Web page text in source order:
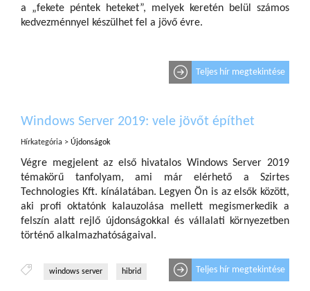
a „fekete péntek heteket”, melyek keretén belül számos
kedvezménnyel készülhet fel a jövő évre.
Teljes hír megtekintése
Windows Server 2019: vele jövőt építhet
Hírkategória > Újdonságok
Végre megjelent az első hivatalos Windows Server 2019
témakörű tanfolyam, ami már elérhető a Szirtes
Technologies Kft. kínálatában. Legyen Ön is az elsők között,
aki profi oktatónk kalauzolása mellett megismerkedik a
felszín alatt rejlő újdonságokkal és vállalati környezetben
történő alkalmazhatóságaival.
windows server hibrid Teljes hír megtekintése